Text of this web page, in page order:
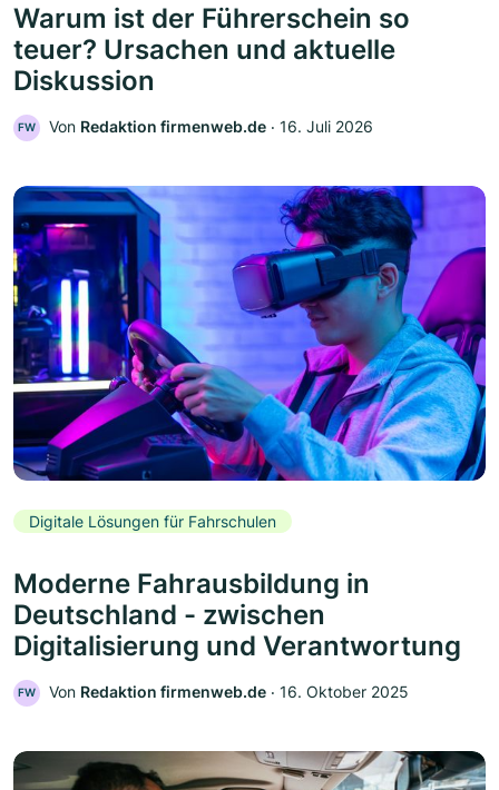
Warum ist der Führerschein so
teuer? Ursachen und aktuelle
Diskussion
FW Von Redaktion firmenweb.de ‧ 16. Juli 2026
Digitale Lösungen für Fahrschulen
Moderne Fahrausbildung in
Deutschland - zwischen
Digitalisierung und Verantwortung
FW Von Redaktion firmenweb.de ‧ 16. Oktober 2025